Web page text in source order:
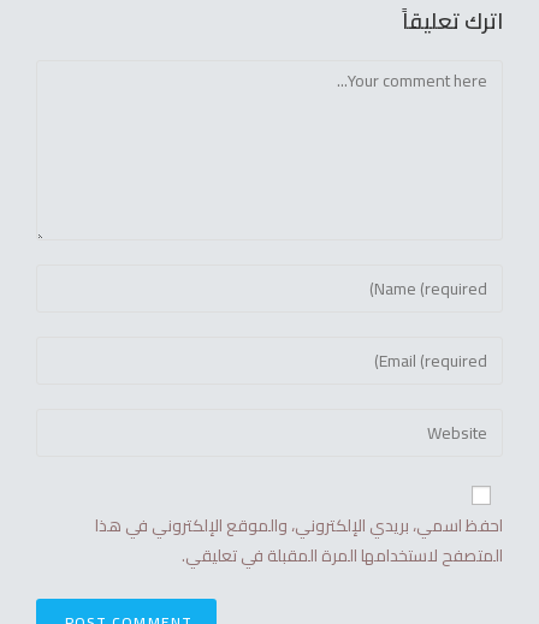
اترك تعليقاً
احفظ اسمي، بريدي الإلكتروني، والموقع الإلكتروني في هذا
المتصفح لاستخدامها المرة المقبلة في تعليقي.